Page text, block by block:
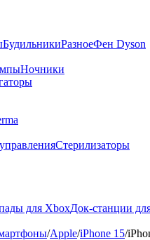
БудильникиРазноеФен Dyson
Ночники
Стерилизаторы
для XboxДок-станции
/Apple/iPhone 15/